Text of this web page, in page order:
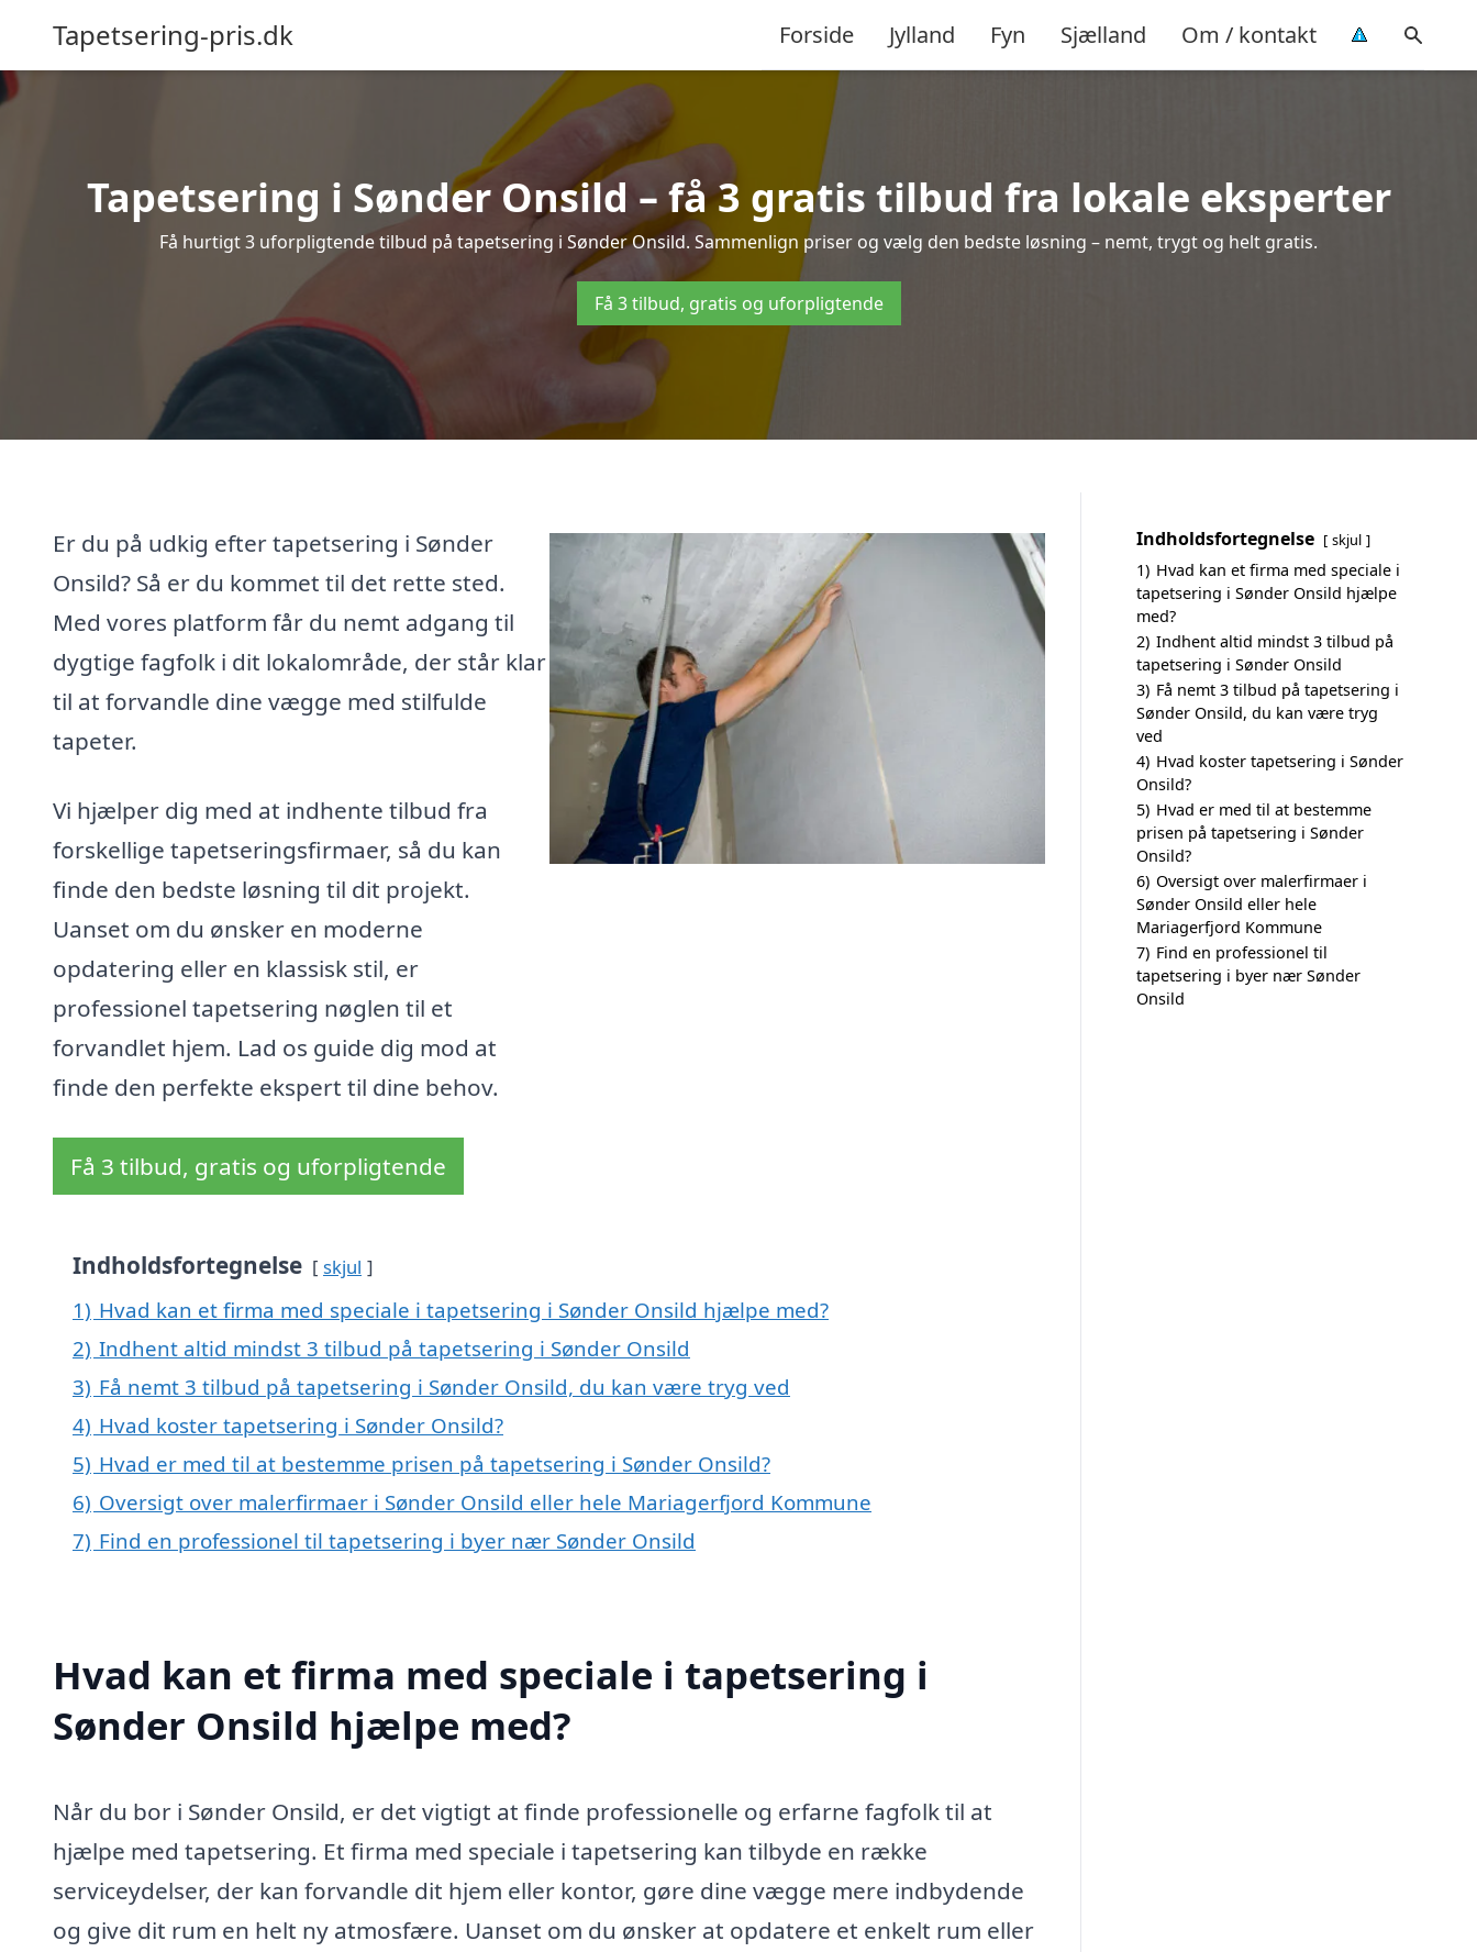
Tapetsering-pris.dk Forside Jylland Fyn Sjælland Om / kontakt
Tapetsering i Sønder Onsild – få 3 gratis tilbud fra lokale eksperter
Få hurtigt 3 uforpligtende tilbud på tapetsering i Sønder Onsild. Sammenlign priser og vælg den bedste løsning – nemt, trygt og helt gratis.
Få 3 tilbud, gratis og uforpligtende
Er du på udkig efter tapetsering i Sønder
Onsild? Så er du kommet til det rette sted.
Med vores platform får du nemt adgang til
dygtige fagfolk i dit lokalområde, der står klar
til at forvandle dine vægge med stilfulde
tapeter.
Vi hjælper dig med at indhente tilbud fra
forskellige tapetseringsfirmaer, så du kan
finde den bedste løsning til dit projekt.
Uanset om du ønsker en moderne
opdatering eller en klassisk stil, er
professionel tapetsering nøglen til et
forvandlet hjem. Lad os guide dig mod at
finde den perfekte ekspert til dine behov.
Få 3 tilbud, gratis og uforpligtende
Indholdsfortegnelse skjul
1) Hvad kan et firma med speciale i tapetsering i Sønder Onsild hjælpe med?
2) Indhent altid mindst 3 tilbud på tapetsering i Sønder Onsild
3) Få nemt 3 tilbud på tapetsering i Sønder Onsild, du kan være tryg ved
4) Hvad koster tapetsering i Sønder Onsild?
5) Hvad er med til at bestemme prisen på tapetsering i Sønder Onsild?
6) Oversigt over malerfirmaer i Sønder Onsild eller hele Mariagerfjord Kommune
7) Find en professionel til tapetsering i byer nær Sønder Onsild
Hvad kan et firma med speciale i tapetsering i
Sønder Onsild hjælpe med?
Når du bor i Sønder Onsild, er det vigtigt at finde professionelle og erfarne fagfolk til at
hjælpe med tapetsering. Et firma med speciale i tapetsering kan tilbyde en række
serviceydelser, der kan forvandle dit hjem eller kontor, gøre dine vægge mere indbydende
og give dit rum en helt ny atmosfære. Uanset om du ønsker at opdatere et enkelt rum eller
Indholdsfortegnelse skjul
1) Hvad kan et firma med speciale i
tapetsering i Sønder Onsild hjælpe
med?
2) Indhent altid mindst 3 tilbud på
tapetsering i Sønder Onsild
3) Få nemt 3 tilbud på tapetsering i
Sønder Onsild, du kan være tryg
ved
4) Hvad koster tapetsering i Sønder
Onsild?
5) Hvad er med til at bestemme
prisen på tapetsering i Sønder
Onsild?
6) Oversigt over malerfirmaer i
Sønder Onsild eller hele
Mariagerfjord Kommune
7) Find en professionel til
tapetsering i byer nær Sønder
Onsild